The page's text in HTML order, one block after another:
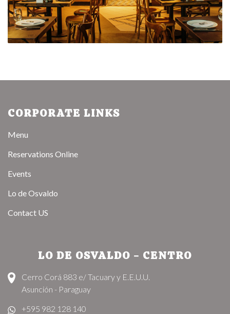
CORPORATE LINKS
Menu
Reservations Online
Events
Lo de Osvaldo
Contact US
LO DE OSVALDO - CENTRO
Cerro Corá 883 e/ Tacuary y E.E.U.U.
Asunción - Paraguay
+595 982 128 140